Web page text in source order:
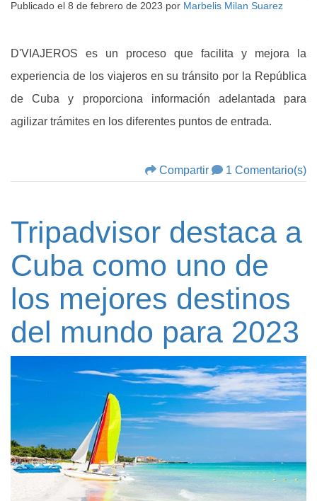
Publicado el 8 de febrero de 2023 por Marbelis Milan Suarez
D'VIAJEROS es un proceso que facilita y mejora la
experiencia de los viajeros en su tránsito por la República
de Cuba y proporciona información adelantada para
agilizar trámites en los diferentes puntos de entrada.
Compartir 1 Comentario(s)
Tripadvisor destaca a
Cuba como uno de
los mejores destinos
del mundo para 2023